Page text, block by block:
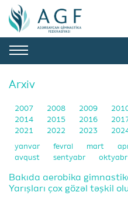
Arxiv
2007 2008 2009
2014
2015 2016
2021
2022 2023
yanvar fevral mart
avqust
sentyabr oktyabr
Bakıda aerobika
Yarışları çox gözəl təşkil